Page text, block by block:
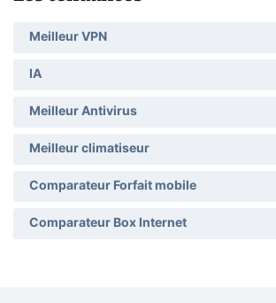
Meilleur VPN
IA
Meilleur Antivirus
Meilleur climatiseur
Comparateur Forfait mobile
Comparateur Box Internet